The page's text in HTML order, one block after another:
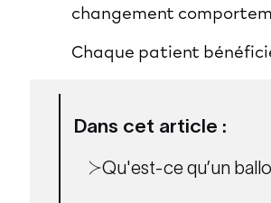
Dans cet article :
Qu'est-ce qu’un
changement
Chaque patient